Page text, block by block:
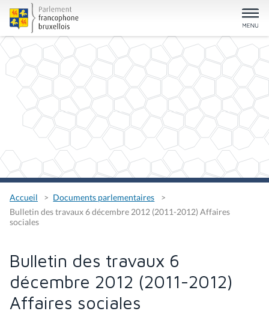
Accueil
Documents parlementaires
Bulletin des travaux 6 décembre 2012 (2011-2012) Affaires
sociales
Bulletin des travaux 6
décembre 2012 (2011-2012)
Affaires sociales